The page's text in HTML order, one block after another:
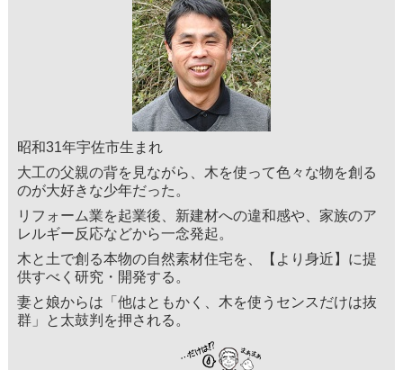
昭和31年宇佐市生まれ
大工の父親の背を見ながら、木を使って色々な物を創る
のが大好きな少年だった。
リフォーム業を起業後、新建材への違和感や、家族のア
レルギー反応などから一念発起。
木と土で創る本物の自然素材住宅を、【より身近】に提
供すべく研究・開発する。
妻と娘からは「他はともかく、木を使うセンスだけは抜
群」と太鼓判を押される。